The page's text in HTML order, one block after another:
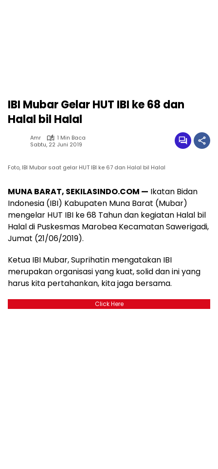
IBI Mubar Gelar HUT IBI ke 68 dan
Halal bil Halal
Amr
1 Min Baca
Sabtu, 22 Juni 2019
Foto, IBI Mubar saat gelar HUT IBI ke 67 dan Halal bil Halal
MUNA BARAT, SEKILASINDO.COM — Ikatan Bidan
Indonesia (IBI) Kabupaten Muna Barat (Mubar)
mengelar HUT IBI ke 68 Tahun dan kegiatan Halal bil
Halal di Puskesmas Marobea Kecamatan Sawerigadi,
Jumat (21/06/2019).
Ketua IBI Mubar, Suprihatin mengatakan IBI
merupakan organisasi yang kuat, solid dan ini yang
harus kita pertahankan, kita jaga bersama.
Click Here